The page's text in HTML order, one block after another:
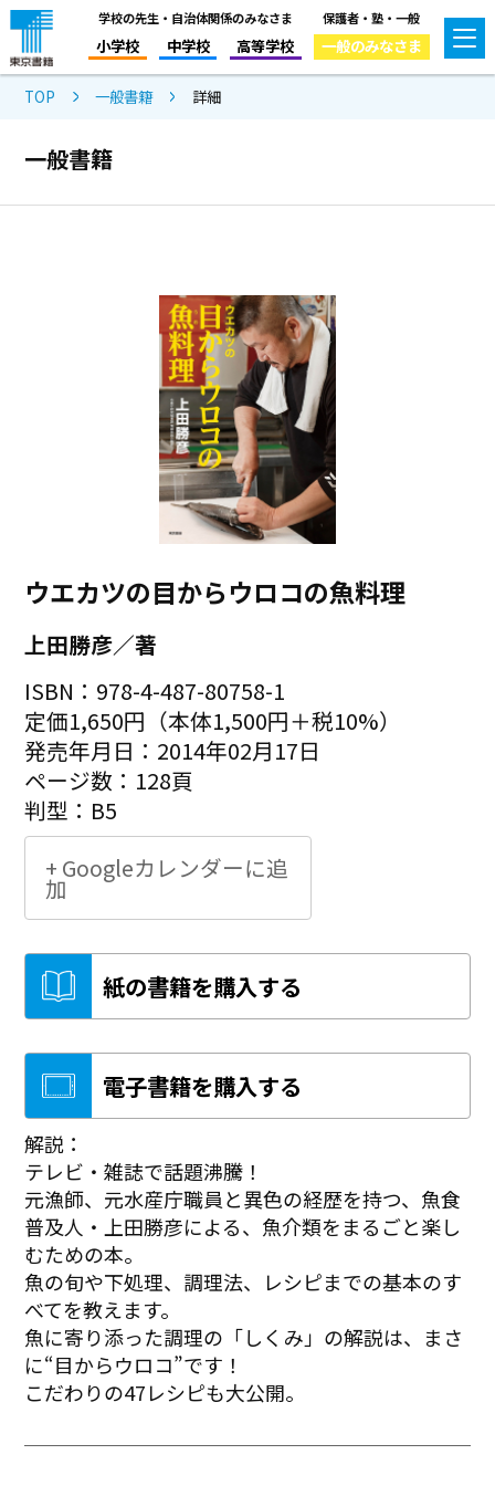
学校の先生・自治体関係のみなさま
小学校 中学校 高等学校
保護者・塾・一般
一般のみなさま
TOP 一般書籍 詳細
一般書籍
ウエカツの目からウロコの魚料理
上田勝彦／著
ISBN：978-4-487-80758-1
定価1,650円（本体1,500円＋税10%）
発売年月日：2014年02月17日
ページ数：128頁
判型：B5
+ Googleカレンダーに追
加
紙の書籍を購入する
電子書籍を購入する
解説：
テレビ・雑誌で話題沸騰！
元漁師、元水産庁職員と異色の経歴を持つ、魚食
普及人・上田勝彦による、魚介類をまるごと楽し
むための本。
魚の旬や下処理、調理法、レシピまでの基本のす
べてを教えます。
魚に寄り添った調理の「しくみ」の解説は、まさ
に“目からウロコ”です！
こだわりの47レシピも大公開。